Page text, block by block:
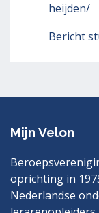
heijden/
Bericht
Mijn Velon
oprichting in
Nederlandse